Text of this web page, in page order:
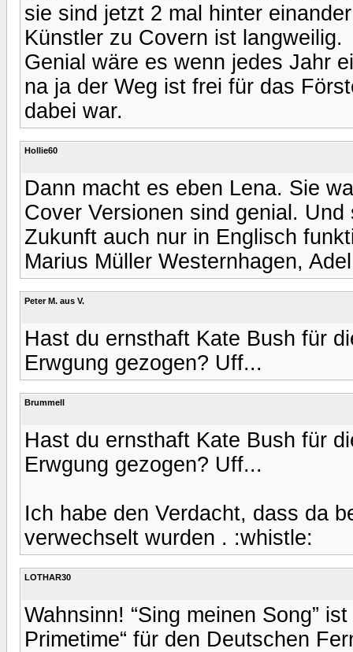
sie sind jetzt 2 mal hinter
Künstler zu Covern ist langweilig.
Genial wäre es wenn jedes Jahr
na ja der Weg ist frei für das
dabei war.
Hollie60
Dann macht es eben Lena. Sie
Cover Versionen sind genial.
Zukunft auch nur in Englisch
Marius Müller Westernhagen,
Peter M. aus V.
Hast du ernsthaft Kate Bush für
Erwgung gezogen? Uff...
Brummell
Hast du ernsthaft Kate Bush für
Erwgung gezogen? Uff...
Ich habe den Verdacht, dass da
verwechselt wurden . :whistle:
LOTHAR30
Wahnsinn! “Sing meinen Song”
Primetime“ für den Deutschen